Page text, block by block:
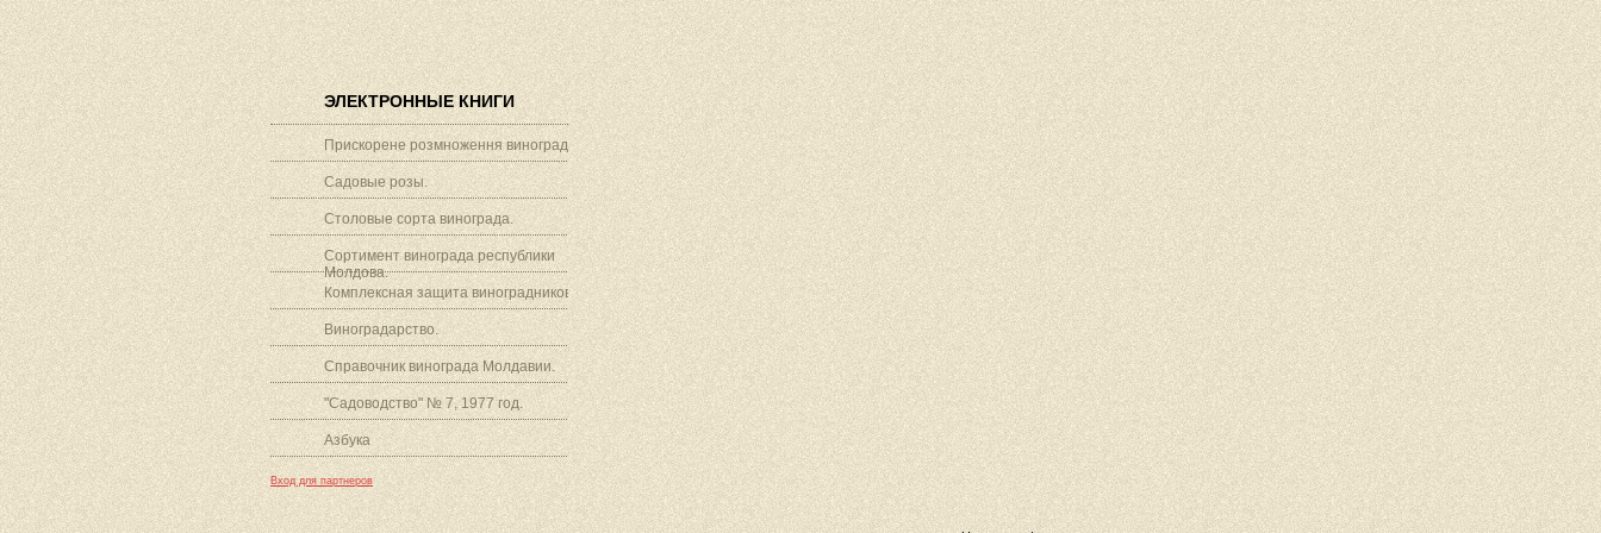
ЭЛЕКТРОННЫЕ КНИГИ
Прискорене розмноження винограду.
Садовые розы.
Столовые сорта винограда.
Сортимент винограда республики
Молдова.
Комплексная защита виноградников.
Виноградарство.
Справочник винограда Молдавии.
"Садоводство" № 7, 1977 год.
Азбука
Вход для партнеров